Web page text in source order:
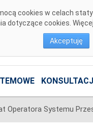
cookies w celach
dotyczące cookies.
Akceptuję